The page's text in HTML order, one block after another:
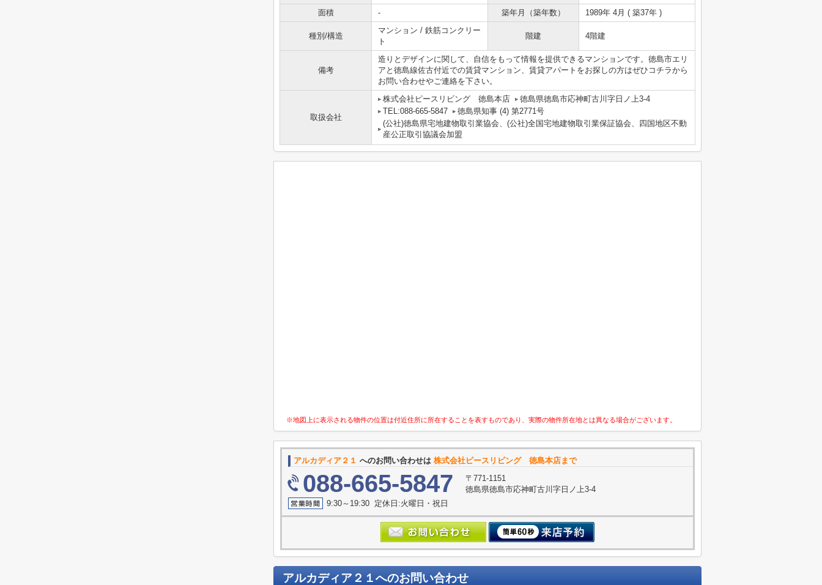
面積
- 築年月（築年数） 1989年 4月 ( 築37年 )
種別/構造
マンション / 鉄筋コンクリー
ト
階建 4階建
備考
造りとデザインに関して、自信をもって情報を提供できるマンションです。徳島市エリ
アと徳島線佐古付近での賃貸マンション、賃貸アパートをお探しの方はぜひコチラから
お問い合わせやご連絡を下さい。
取扱会社
株式会社ピースリビング 徳島本店
徳島県徳島市応神町古川字日ノ上3-4
TEL:088-665-5847
徳島県知事 (4) 第2771号
(公社)徳島県宅地建物取引業協会、(公社)全国宅地建物取引業保証協会、四国地区不動
産公正取引協議会加盟
※地図上に表示される物件の位置は付近住所に所在することを表すものであり、実際の物件所在地とは異なる場合がございます。
アルカディア２１ へのお問い合わせは 株式会社ピースリビング 徳島本店まで
088-665-5847
〒771-1151
徳島県徳島市応神町古川字日ノ上3-4
9:30～19:30 定休日:火曜日・祝日
アルカディア２１へのお問い合わせ